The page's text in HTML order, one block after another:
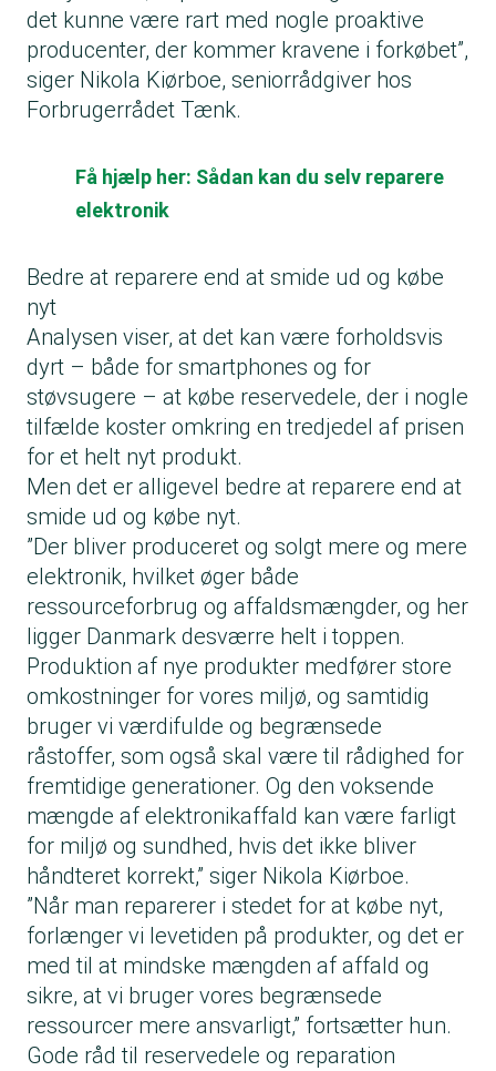
det kunne være rart med nogle proaktive
producenter, der kommer kravene i forkøbet”,
siger Nikola Kiørboe, seniorrådgiver hos
Forbrugerrådet Tænk.
Få hjælp her: Sådan kan du selv reparere
elektronik
Bedre at reparere end at smide ud og købe
nyt
Analysen viser, at det kan være forholdsvis
dyrt – både for smartphones og for
støvsugere – at købe reservedele, der i nogle
tilfælde koster omkring en tredjedel af prisen
for et helt nyt produkt.
Men det er alligevel bedre at reparere end at
smide ud og købe nyt.
”Der bliver produceret og solgt mere og mere
elektronik, hvilket øger både
ressourceforbrug og affaldsmængder, og her
ligger Danmark desværre helt i toppen.
Produktion af nye produkter medfører store
omkostninger for vores miljø, og samtidig
bruger vi værdifulde og begrænsede
råstoffer, som også skal være til rådighed for
fremtidige generationer. Og den voksende
mængde af elektronikaffald kan være farligt
for miljø og sundhed, hvis det ikke bliver
håndteret korrekt,” siger Nikola Kiørboe.
”Når man reparerer i stedet for at købe nyt,
forlænger vi levetiden på produkter, og det er
med til at mindske mængden af affald og
sikre, at vi bruger vores begrænsede
ressourcer mere ansvarligt,” fortsætter hun.
Gode råd til reservedele og reparation